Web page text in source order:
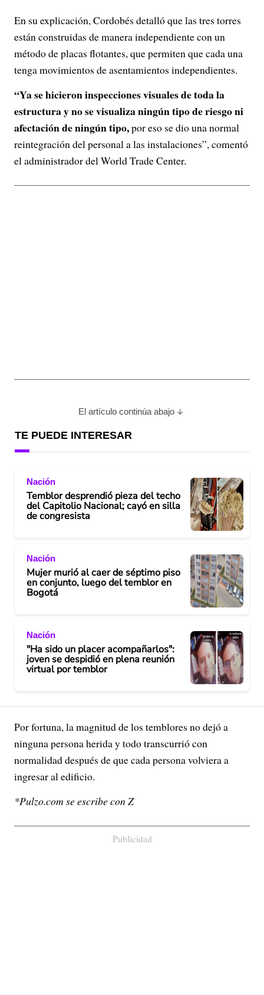
En su explicación, Cordobés detalló que las tres torres
están construidas de manera independiente con un
método de placas flotantes, que permiten que cada una
tenga movimientos de asentamientos independientes.
“Ya se hicieron inspecciones visuales de toda la
estructura y no se visualiza ningún tipo de riesgo ni
afectación de ningún tipo,por eso se dio una normal
reintegración del personal a las instalaciones”, comentó
el administrador del World Trade Center.
El artículo continúa abajo
TE PUEDE INTERESAR
Nación
Temblor desprendió pieza del techo
del Capitolio Nacional; cayó en silla
de congresista
Nación
Mujer murió al caer de séptimo piso
en conjunto, luego del temblor en
Bogotá
Nación
"Ha sido un placer acompañarlos":
joven se despidió en plena reunión
virtual por temblor
Por fortuna, la magnitud de los temblores no dejó a
ninguna persona herida y todo transcurrió con
normalidad después de que cada persona volviera a
ingresar al edificio.
*Pulzo.com se escribe con Z
Publicidad